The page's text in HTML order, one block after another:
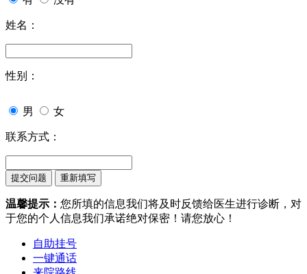
姓名：
性别：
男 女
联系方式：
温馨提示： 您所填的信息我们将及时反馈给医生进行诊断，对
于您的个人信息我们承诺绝对保密！请您放心！
自助挂号
一键通话